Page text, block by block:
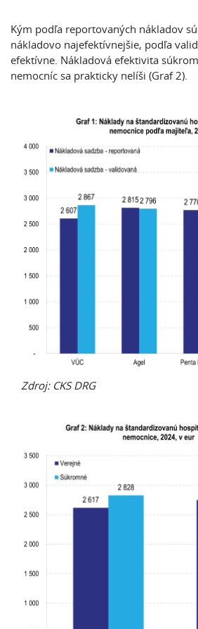
Kým podľa reportovaných nákladov
nákladovo najefektívnejšie, podľa
efektívne. Nákladová efektivita
nemocníc sa prakticky nelíši (Graf 2).
Zdroj: CKS DRG